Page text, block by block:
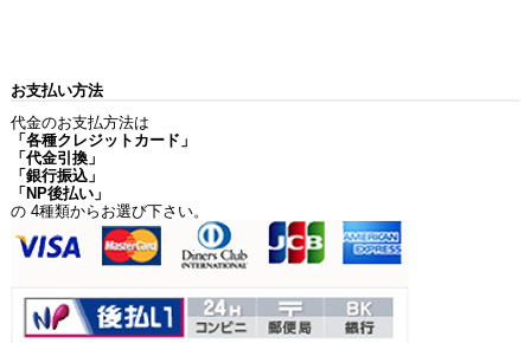
お支払い方法
代金のお支払方法は
「各種クレジットカード」
「代金引換」
「銀行振込」
「NP後払い」
の 4種類からお選び下さい。